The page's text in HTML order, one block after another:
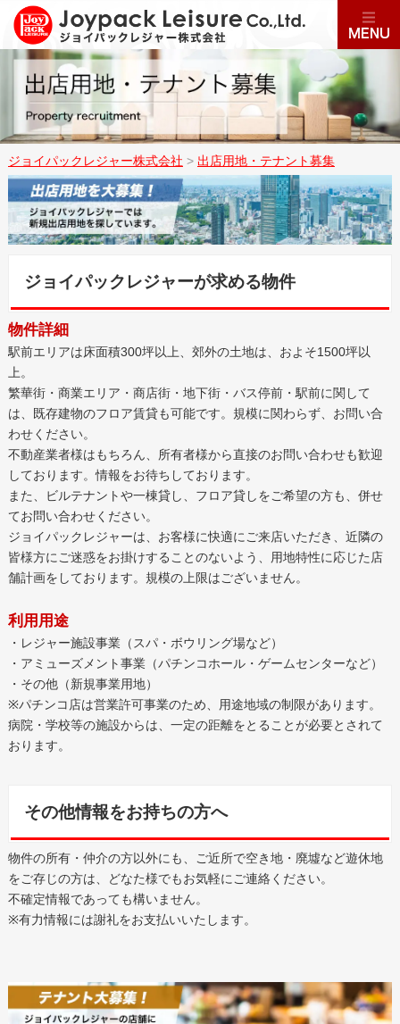
ジョイパックレジャー株式会社 > 出店用地・テナント募集
ジョイパックレジャーが求める物件
物件詳細
駅前エリアは床面積300坪以上、郊外の土地は、およそ1500坪以
上。
繁華街・商業エリア・商店街・地下街・バス停前・駅前に関して
は、既存建物のフロア賃貸も可能です。規模に関わらず、お問い合
わせください。
不動産業者様はもちろん、所有者様から直接のお問い合わせも歓迎
しております。情報をお待ちしております。
また、ビルテナントや一棟貸し、フロア貸しをご希望の方も、併せ
てお問い合わせください。
ジョイパックレジャーは、お客様に快適にご来店いただき、近隣の
皆様方にご迷惑をお掛けすることのないよう、用地特性に応じた店
舗計画をしております。規模の上限はございません。
利用用途
・レジャー施設事業（スパ・ボウリング場など）
・アミューズメント事業（パチンコホール・ゲームセンターなど）
・その他（新規事業用地）
※パチンコ店は営業許可事業のため、用途地域の制限があります。
病院・学校等の施設からは、一定の距離をとることが必要とされて
おります。
その他情報をお持ちの方へ
物件の所有・仲介の方以外にも、ご近所で空き地・廃墟など遊休地
をご存じの方は、どなた様でもお気軽にご連絡ください。
不確定情報であっても構いません。
※有力情報には謝礼をお支払いいたします。